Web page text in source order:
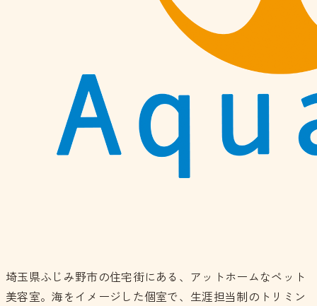
埼玉県ふじみ野市の住宅街にある、アットホームなペット
美容室。海をイメージした個室で、生涯担当制のトリミン